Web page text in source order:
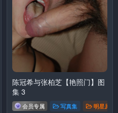
# 孟子义
陈冠希与张柏芝【艳照门】图
集 3
会员专属 写真集 明星原图